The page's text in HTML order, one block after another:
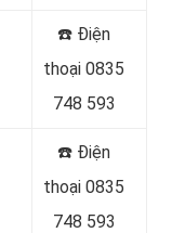
☎️ Điện
thoại 0835
748 593
☎️ Điện
thoại 0835
748 593